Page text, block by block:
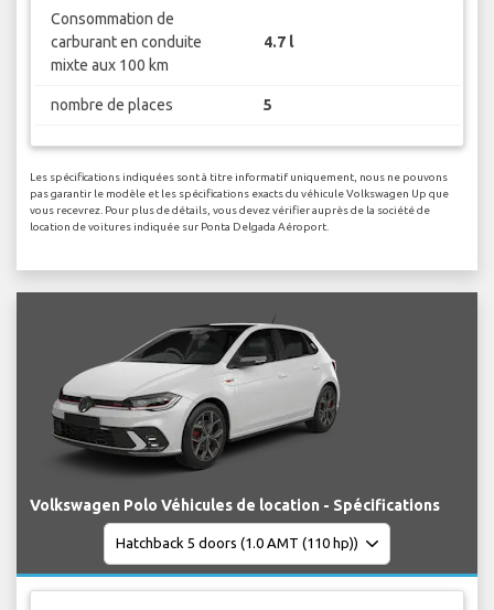
Consommation de
carburant en conduite
mixte aux 100 km
4.7 l
nombre de places 5
Les spécifications indiquées sont à titre informatif uniquement, nous ne pouvons
pas garantir le modèle et les spécifications exacts du véhicule Volkswagen Up que
vous recevrez. Pour plus de détails, vous devez vérifier auprès de la société de
location de voitures indiquée sur Ponta Delgada Aéroport.
Volkswagen Polo Véhicules de location - Spécifications